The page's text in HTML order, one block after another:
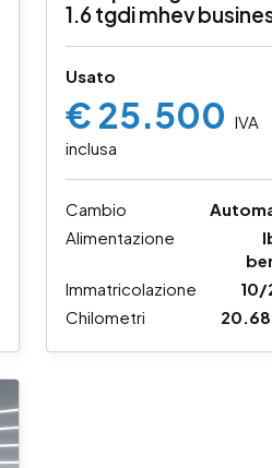
1.6 tgdi mhev
Usato
€ 25.500 IVA
inclusa
Cambio
Alimentazione
Immatricolazione
10/
Chilometri